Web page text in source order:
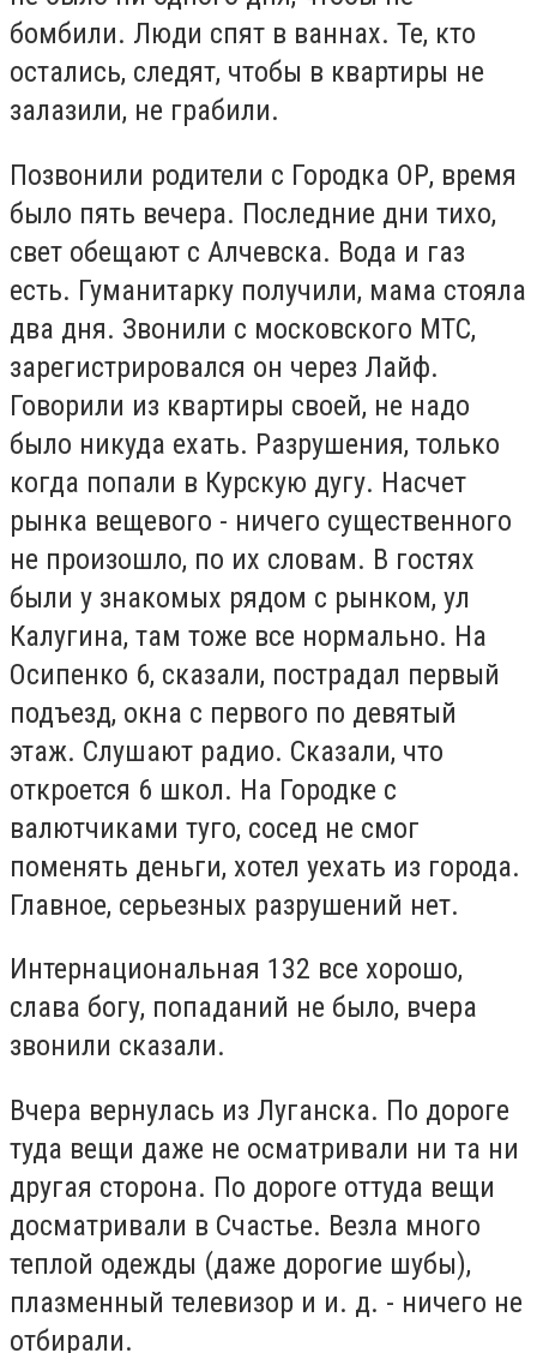
бомбили. Люди спят в ваннах. Те, кто
остались, следят, чтобы в квартиры не
залазили, не грабили.
Позвонили родители с Городка ОР, время
было пять вечера. Последние дни тихо,
свет обещают с Алчевска. Вода и газ
есть. Гуманитарку получили, мама стояла
два дня. Звонили с московского МТС,
зарегистрировался он через Лайф.
Говорили из квартиры своей, не надо
было никуда ехать. Разрушения, только
когда попали в Курскую дугу. Насчет
рынка вещевого - ничего существенного
не произошло, по их словам. В гостях
были у знакомых рядом с рынком, ул
Калугина, там тоже все нормально. На
Осипенко 6, сказали, пострадал первый
подъезд, окна с первого по девятый
этаж. Слушают радио. Сказали, что
откроется 6 школ. На Городке с
валютчиками туго, сосед не смог
поменять деньги, хотел уехать из города.
Главное, серьезных разрушений нет.
Интернациональная 132 все хорошо,
слава богу, попаданий не было, вчера
звонили сказали.
Вчера вернулась из Луганска. По дороге
туда вещи даже не осматривали ни та ни
другая сторона. По дороге оттуда вещи
досматривали в Счастье. Везла много
теплой одежды (даже дорогие шубы),
плазменный телевизор и и. д. - ничего не
отбирали.